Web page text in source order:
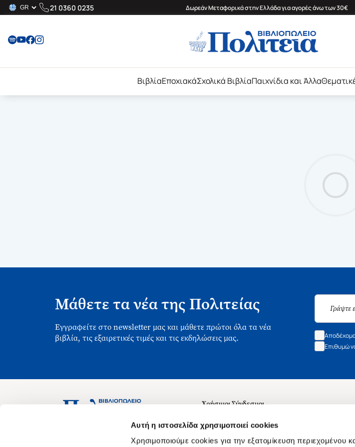
Αυτή η ιστοσελίδα χρησιμοποιεί cookies
Χρησιμοποιούμε cookies για την εξατομίκευση περιεχομένου
21 0360 0235 Δωρεάν Μεταφορικά στην Ελλάδα για αγορές άνω των 30€
ΒιβλίαΕποχιακάΣχολικά ΒιβλίαΠαιχνίδια και Άλλα
Μάθετε τα νέα της Πολιτείας
Εγγραφείτε στο newsletter μας και μάθετε πρώτοι όλα τα νέα
βιβλία, τις εξαιρετικές τιμές και τις εκδηλώσεις μας.
Επιθυμώ
Ασκληπιού 1-3, Αθήνα 106 79
Χρήσιμοι Σύνδεσμοι
Σχετικά με εμάς
Θέσεις Εργασίας